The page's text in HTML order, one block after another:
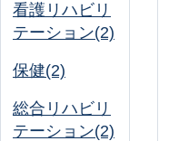
看護リハビリ
テーション(2)
保健(2)
総合リハビリ
テーション(2)